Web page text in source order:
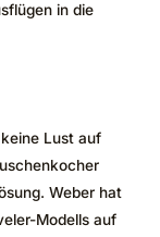
in die
Lust auf
Weber hat
Modells auf